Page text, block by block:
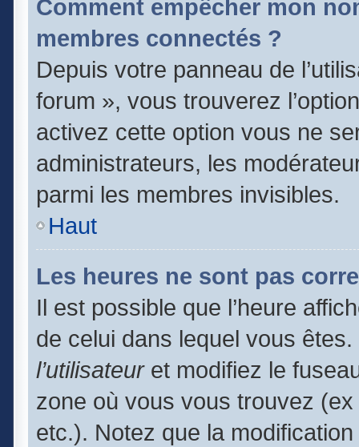
Comment empêcher mon
membres connectés ?
Depuis votre panneau de
forum », vous trouverez
activez cette option vous ne
administrateurs, les
parmi les membres invisibles.
Haut
Les heures ne sont pas
Il est possible que l’heure
de celui dans lequel vous
l’utilisateuret modifiez le
zone où vous vous trouvez
etc.). Notez que la